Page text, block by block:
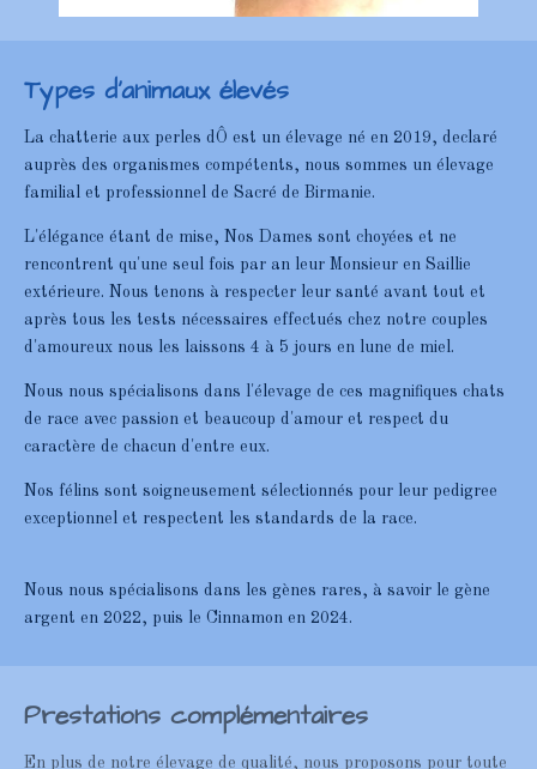
Types d'animaux élevés
La chatterie aux perles dÔ est un élevage né en 2019, declaré
auprès des organismes compétents, nous sommes un élevage
familial et professionnel de Sacré de Birmanie.
L'élégance étant de mise, Nos Dames sont choyées et ne
rencontrent qu'une seul fois par an leur Monsieur en Saillie
extérieure. Nous tenons à respecter leur santé avant tout et
après tous les tests nécessaires effectués chez notre couples
d'amoureux nous les laissons 4 à 5 jours en lune de miel.
Nous nous spécialisons dans l'élevage de ces magnifiques chats
de race avec passion et beaucoup d'amour et respect du
caractère de chacun d'entre eux.
Nos félins sont soigneusement sélectionnés pour leur pedigree
exceptionnel et respectent les standards de la race.
Nous nous spécialisons dans les gènes rares, à savoir le gène
argent en 2022, puis le Cinnamon en 2024.
Prestations complémentaires
En plus de notre élevage de qualité, nous proposons pour toute